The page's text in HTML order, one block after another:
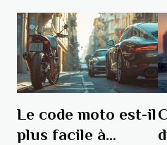
Le code moto est-il
plus facile à